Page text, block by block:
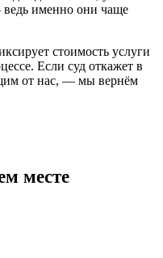
именно они чаще
стоимость услуги
Если суд откажет в
от нас, — мы вернём
месте